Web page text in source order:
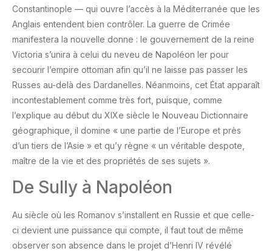
Constantinople — qui ouvre l’accès à la Méditerranée que les
Anglais entendent bien contrôler. La guerre de Crimée
manifestera la nouvelle donne : le gouvernement de la reine
Victoria s’unira à celui du neveu de Napoléon Ier pour
secourir l’empire ottoman afin qu’il ne laisse pas passer les
Russes au-delà des Dardanelles. Néanmoins, cet État apparaît
incontestablement comme très fort, puisque, comme
l’explique au début du XIXe siècle le Nouveau Dictionnaire
géographique, il domine « une partie de l’Europe et près
d’un tiers de l’Asie » et qu’y règne « un véritable despote,
maître de la vie et des propriétés de ses sujets ».
De Sully à Napoléon
Au siècle où les Romanov s’installent en Russie et que celle-
ci devient une puissance qui compte, il faut tout de même
observer son absence dans le projet d’Henri IV révélé